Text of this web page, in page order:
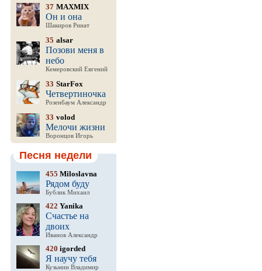
37 MAXMIX
Он и она
Шакиров Ринат
35 alsar
Позови меня в
небо
Кемеровский Евгений
33 StarFox
Четвертиночка
Розенбаум Александр
33 volod
Мелочи жизни
Воронцов Игорь
Песня недели
455 Miloslavna
Рядом буду
Бублик Михаил
422 Yanika
Счастье на
двоих
Иванов Александр
420 igorded
Я научу тебя
Кузьмин Владимир